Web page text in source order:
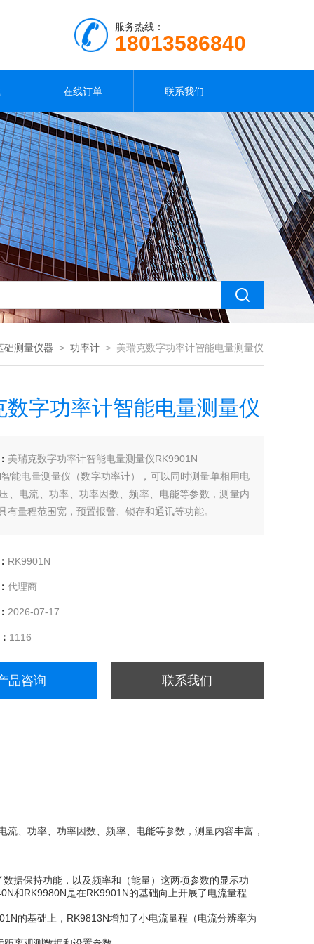
服务热线：
18013586840
在线订单 联系我们
础测量仪器 > 功率计 > 美瑞克数字功率计智能电量测量仪
数字功率计智能电量测量仪
美瑞克数字功率计智能电量测量仪RK9901N
能电量测量仪（数字功率计），可以同时测量单相用电
、电流、功率、功率因数、频率、电能等参数，测量内
有量程范围宽，预置报警、锁存和通讯等功能。
RK9901N
代理商
2026-07-17
1116
品咨询 联系我们
、功率、功率因数、频率、电能等参数，测量内容丰富，
据保持功能，以及频率和（能量）这两项参数的显示功
和RK9980N是在RK9901N的基础向上开展了电流量程
的基础上，RK9813N增加了小电流量程（电流分辨率为